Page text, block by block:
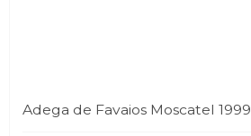
Adega de Favaios Moscatel 1999